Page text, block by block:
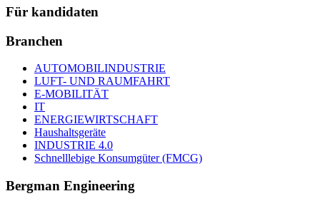
Für kandidaten
Branchen
AUTOMOBILINDUSTRIE
LUFT- UND RAUMFAHRT
E-MOBILITÄT
IT
ENERGIEWIRTSCHAFT
Haushaltsgeräte
INDUSTRIE 4.0
Schnelllebige Konsumgüter (FMCG)
Bergman Engineering